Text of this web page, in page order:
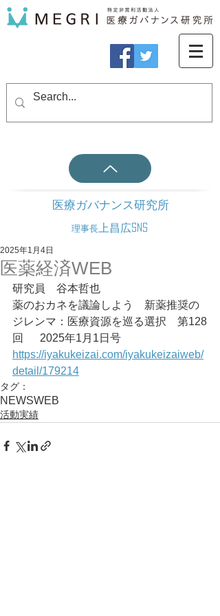
医療ガバナンス研究所
理事長 上昌広SNS
医薬経済WEB
2025年1月4日
研究員　谷本哲也
薬のおカネを議論しよう　新薬推奨の
ジレンマ：医療資源を巡る選択　第128
回	2025年1月1日号
https://iyakukeizai.com/iyakukeizaiweb/
detail/179214
タグ：
NEWSWEB
活動実績